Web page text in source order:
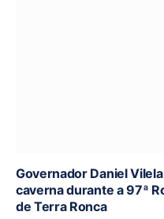
Governador Daniel
caverna durante a 97ª
de Terra Ronca